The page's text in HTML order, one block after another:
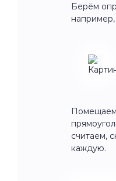
Берём
например,
считаем,
каждую.